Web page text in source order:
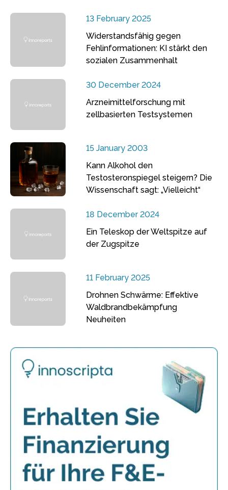
13 February 2025
Widerstandsfähig gegen
Fehlinformationen: KI stärkt den
sozialen Zusammenhalt
30 December 2024
Arzneimittelforschung mit
zellbasierten Testsystemen
15 January 2003
Kann Alkohol den
Testosteronspiegel steigern? Die
Wissenschaft sagt: „Vielleicht“
18 December 2024
Ein Teleskop der Weltspitze auf
der Zugspitze
11 February 2025
Drohnen Schwärme: Effektive
Waldbrandbekämpfung
Neuheiten